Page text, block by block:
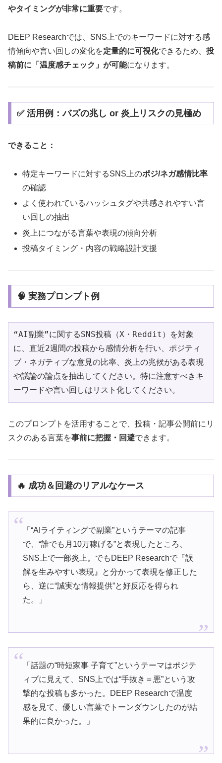
やタイミングが非常に重要です。
DEEP Researchでは、SNS上でのキーワードに対する感
情傾向や言い回しの変化を定量的に可視化できるため、 投
稿前に「温度感チェック」が可能になります。
✅ 活用例：バズの兆し or 炎上リスクの見極め
できること：
特定キーワードに対するSNS上のポジ/ネガ感情比率
の確認
よく使われているハッシュタグや共感されやすい言
い回しの抽出
炎上につながる言葉や表現の傾向分析
投稿タイミング・内容の戦略設計支援
🧠 実務プロンプト例
“AI副業”に関するSNS投稿（X・Reddit）を対象
に、直近2週間の投稿から感情分析を行い、ポジティ
ブ・ネガティブな意見の比率、炎上の兆候がある表現
や議論の論点を抽出してください。特に注意すべきキ
ーワードや言い回しはリスト化してください。
このプロンプトを活用することで、投稿・記事公開前にリ
スクのある言葉を事前に把握・回避できます。
🔥 成功＆回避のリアルなケース
「“AIライティングで副業”というテーマの記事
で、“誰でも月10万稼げる”と表現したところ、
SNS上で一部炎上。でもDEEP Researchで『誤
解を生みやすい表現』と分かって表現を修正した
ら、逆に“誠実な情報提供”と好反応を得られ
た。」
「話題の“時短家事 子育て”というテーマはポジテ
ィブに見えて、SNS上では“手抜き＝悪”という攻
撃的な投稿も多かった。DEEP Researchで温度
感を見て、優しい言葉でトーンダウンしたのが結
果的に良かった。」